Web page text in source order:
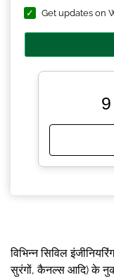
Get updates on
विभिन्न सिविल
सुरंगों, कैनल्स आदि) के